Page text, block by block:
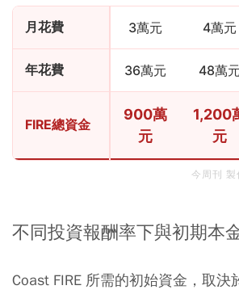
月花費 3萬元 4萬元
年花費 36萬元 48萬元
FIRE總資金
900萬
元
1,200
元
今周刊
不同投資報酬率下與初期本
Coast FIRE 所需的初始資金，取決